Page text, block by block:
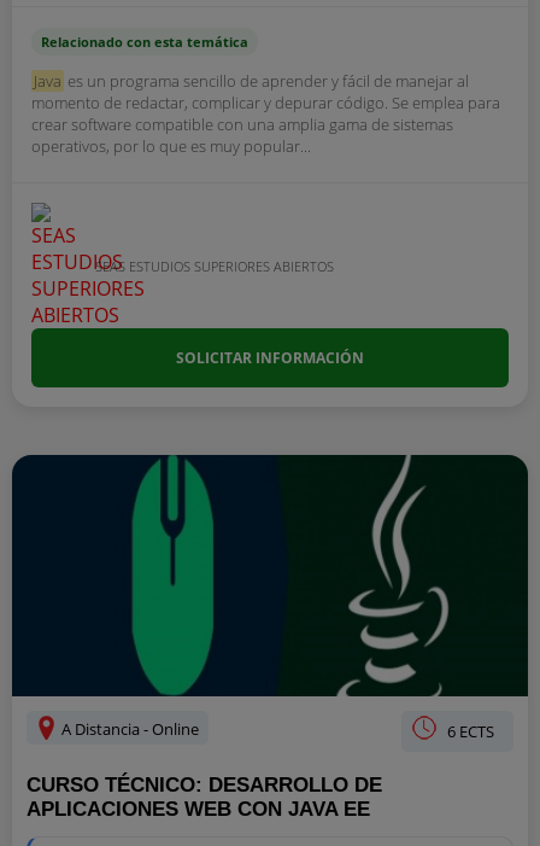
Relacionado con esta temática
Java es un programa sencillo de aprender y fácil de manejar al
momento de redactar, complicar y depurar código. Se emplea para
crear software compatible con una amplia gama de sistemas
operativos, por lo que es muy popular...
SEAS ESTUDIOS SUPERIORES ABIERTOS
SOLICITAR INFORMACIÓN
A Distancia - Online 6 ECTS
CURSO TÉCNICO: DESARROLLO DE
APLICACIONES WEB CON JAVA EE